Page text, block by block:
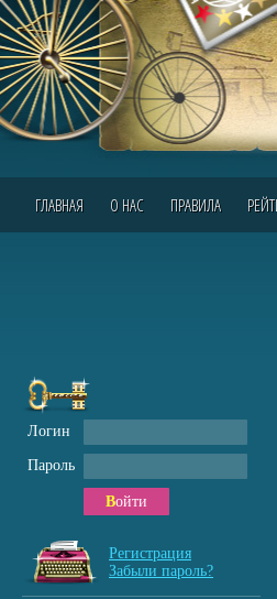
ГЛАВНАЯ О НАС ПРАВИЛА
Логин
Пароль
Войти
Регистрация
Забыли пароль?